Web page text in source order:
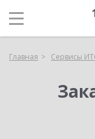
Главная Сервисы